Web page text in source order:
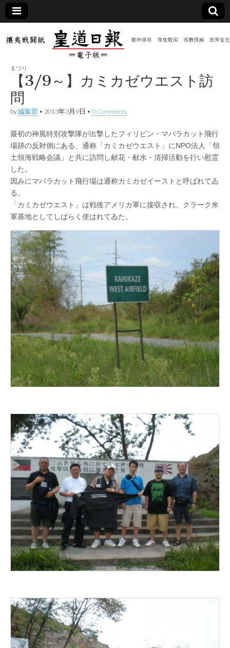
皇道
日報
（防
共新
聞）
電子
版
敬神
尊皇
｜昭
和八
年創
刊
皇道
実
攘夷
戦闘
紙
まつり
【3/9～】カミカゼウエスト訪
問
by編集部 • 2013年3月9日 • 0 Comments
最初の神風特別攻撃隊が出撃したフィリピン・マバラカット飛行
場跡の反対側にある、通称「カミカゼウエスト」にNPO法人「領
土領海戦略会議」と共に訪問し献花・献水・清掃活動を行い慰霊
した。
因みにマバラカット飛行場は通称カミカゼイーストと呼ばれてゐ
る。
「カミカゼウエスト」は戦後アメリカ軍に接収され、クラーク米
軍基地としてしばらく使はれてゐた。